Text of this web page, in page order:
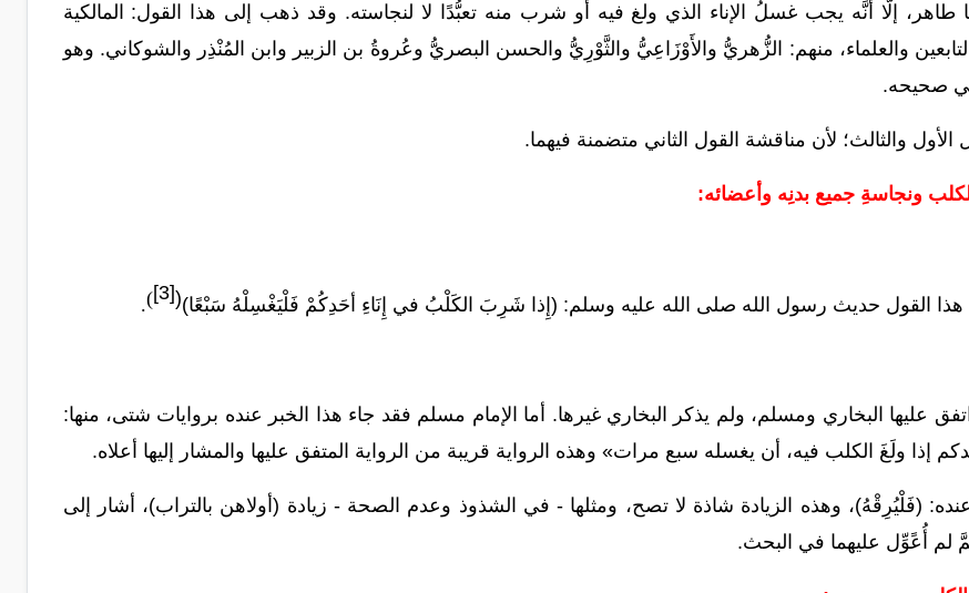
طاهر، إلَّا أنَّه يجب غسلُ الإناء الذي ولغ فيه أو شرب منه تعبُّدًا لا لنجاسته. وقد ذهب إلى هذا القول: المالكية
والعلماء، منهم: الزُّهريُّ والأَوْزَاعِيُّ والثَّوْرِيُّ والحسن البصريُّ وعُروةُ بن الزبير وابن المُنْذِر والشوكاني. وهو
صحيحه.
الأول والثالث؛ لأن مناقشة القول الثاني متضمنة فيهما.
ونجاسةِ جميع بدنِه وأعضائه:
القول حديث رسول الله صلى الله عليه وسلم: (إِذا شَرِبَ الكَلْبُ في إِنَاءِ أحَدِكُمْ فَلْيَغْسِلْهُ سَبْعًا)(
[3]
)
.
عليها البخاري ومسلم، ولم يذكر البخاريغيرها. أما الإمام مسلم فقد جاء هذا الخبر عنده بروايات شتى، منها:
إذا ولَغَ الكلب فيه، أن يغسله سبع مرات» وهذه الرواية قريبة من الرواية المتفق عليها والمشار إليها أعلاه.
(فَلْيُرِقْهُ)، وهذه الزيادة شاذة لا تصح، ومثلها - في الشذوذ وعدم الصحة - زيادة (أولاهن بالتراب)، أشار إلى
لم أُعًوِّل عليهما في البحث.